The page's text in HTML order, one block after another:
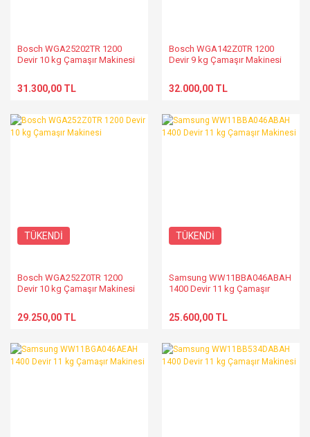
Bosch WGA25202TR 1200
Devir 10 kg Çamaşır Makinesi
31.300,00 TL
Bosch WGA142Z0TR 1200
Devir 9 kg Çamaşır Makinesi
32.000,00 TL
TÜKENDİ
Bosch WGA252Z0TR 1200
Devir 10 kg Çamaşır Makinesi
29.250,00 TL
TÜKENDİ
Samsung WW11BBA046ABAH
1400 Devir 11 kg Çamaşır
25.600,00 TL